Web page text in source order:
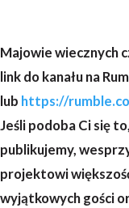
Majowie wiecznych
link do kanału na
lub https://
Jeśli podoba Ci się
publikujemy,
projektowi
wyjątkowych gości